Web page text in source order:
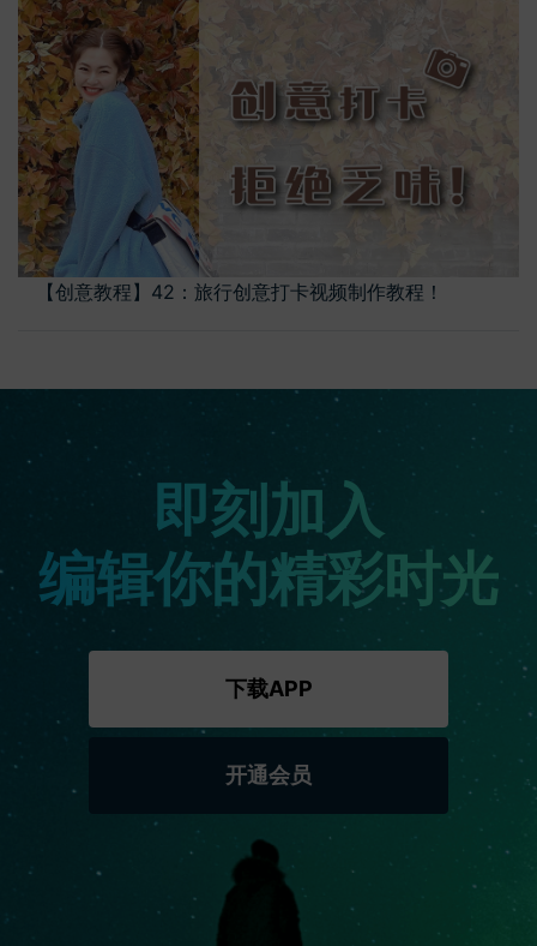
【创意教程】42：旅行创意打卡视频制作教程！
即刻加入
编辑你的精彩时光
下载APP
开通会员